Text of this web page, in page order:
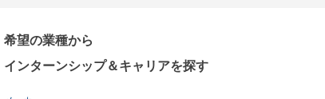
希望の業種から
インターンシップ＆キャリアを探す